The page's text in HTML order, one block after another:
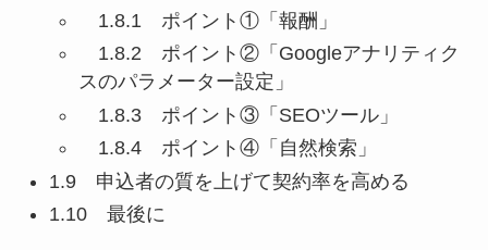
1.8.1 ポイント①「報酬」
1.8.2 ポイント②「Googleアナリティク
スのパラメーター設定」
1.8.3 ポイント③「SEOツール」
1.8.4 ポイント④「自然検索」
1.9 申込者の質を上げて契約率を高める
1.10 最後に